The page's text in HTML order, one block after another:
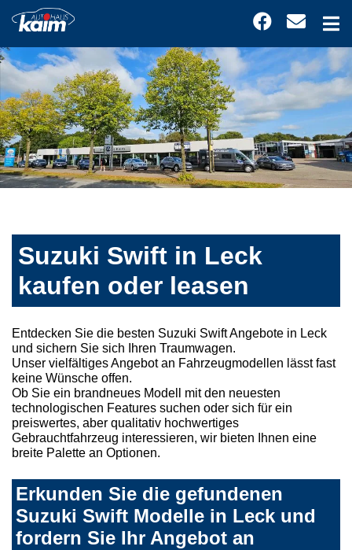
Suzuki Swift in Leck
kaufen oder leasen
Entdecken Sie die besten Suzuki Swift Angebote in Leck
und sichern Sie sich Ihren Traumwagen.
Unser vielfältiges Angebot an Fahrzeugmodellen lässt fast
keine Wünsche offen.
Ob Sie ein brandneues Modell mit den neuesten
technologischen Features suchen oder sich für ein
preiswertes, aber qualitativ hochwertiges
Gebrauchtfahrzeug interessieren, wir bieten Ihnen eine
breite Palette an Optionen.
Erkunden Sie die gefundenen
Suzuki Swift Modelle in Leck und
fordern Sie Ihr Angebot an